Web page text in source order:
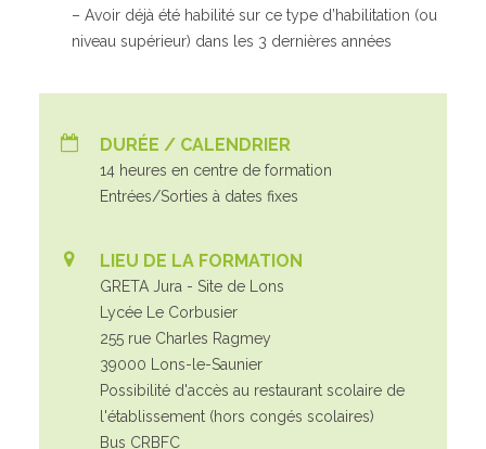
– Avoir déjà été habilité sur ce type d’habilitation (ou
niveau supérieur) dans les 3 dernières années
DURÉE / CALENDRIER
14 heures en centre de formation
Entrées/Sorties à dates fixes
LIEU DE LA FORMATION
GRETA Jura - Site de Lons
Lycée Le Corbusier
255 rue Charles Ragmey
39000 Lons-le-Saunier
Possibilité d'accès au restaurant scolaire de
l'établissement (hors congés scolaires)
Bus CRBFC